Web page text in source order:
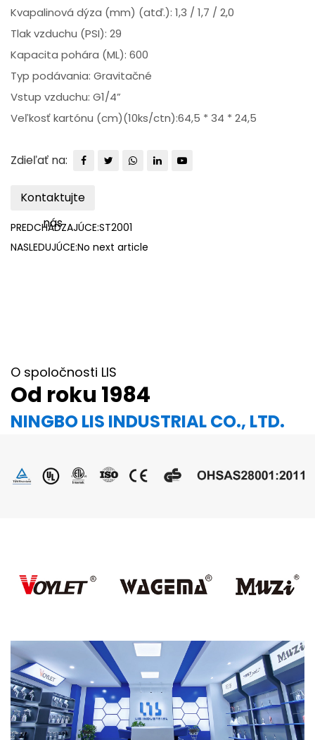
Kvapalinová dýza (mm) (atď.): 1,3 / 1,7 / 2,0
Tlak vzduchu (PSI): 29
Kapacita pohára (ML): 600
Typ podávania: Gravitačné
Vstup vzduchu: G1/4”
Veľkosť kartónu (cm)(10ks/ctn):64,5 * 34 * 24,5
Zdieľať na:
Kontaktujte
nás
PREDCHÁDZAJÚCE:ST2001
NASLEDUJÚCE:No next article
O spoločnosti LIS
Od roku 1984
NINGBO LIS INDUSTRIAL CO., LTD.